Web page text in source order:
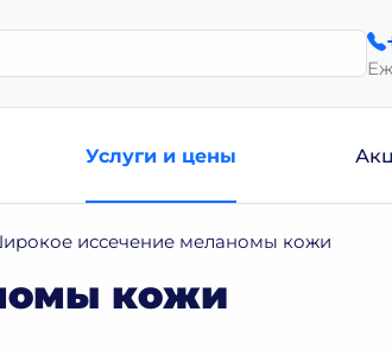
Услуги и цены
иссечение меланомы кожи
кожи